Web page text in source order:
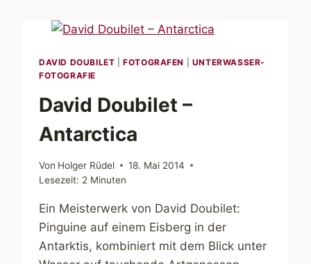
DAVID DOUBILET |FOTOGRAFEN
UNTERWASSER-
FOTOGRAFIE
David Doubilet –
Antarctica
Von Holger Rüdel
18. Mai 2014
Lesezeit: 2 Minuten
Ein Meisterwerk von David Doubilet:
Pinguine auf einem Eisberg in der
Antarktis, kombiniert mit dem Blick unter